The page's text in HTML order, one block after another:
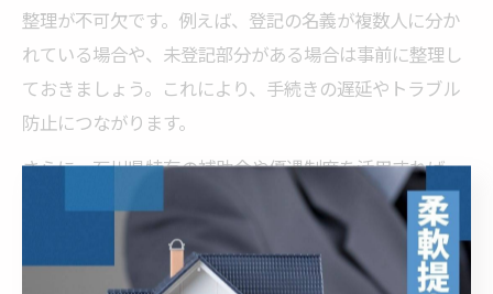
整理が不可欠です。例えば、登記の名義が複数人に分か
れている場合や、未登記部分がある場合は事前に整理し
ておきましょう。これにより、手続きの遅延やトラブル
防止につながります。
さらに、石川県特有の補助金や優遇制度を活用すれば、
売却後の税負担を軽減し、実際の手取り額を高めること
ができます。空き家の買取を検討する際は、業者選定と
同時に公的支援制度の条件や申請方法も確認しておくと